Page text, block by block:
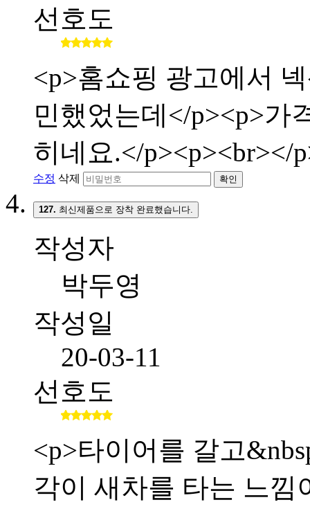
선호도
<p>홈쇼핑 광고에서
민했었는데</p><p>가
히네요.</p><p><br></
수정 삭제 확인
127. 최신제품으로 장착 완료했습니다.
작성자
박두영
작성일
20-03-11
선호도
<p>타이어를 갈고
각이 새차를 타는 느낌